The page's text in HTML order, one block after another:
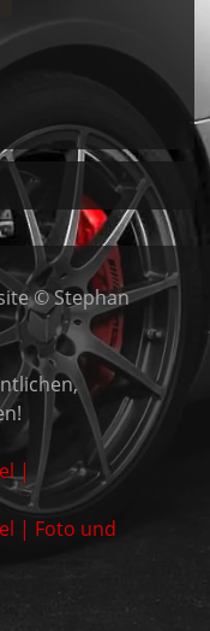
© Stephan
|
| Foto und